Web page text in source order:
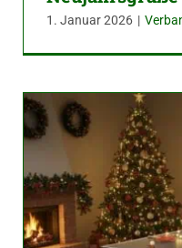
1. Januar 2026 |